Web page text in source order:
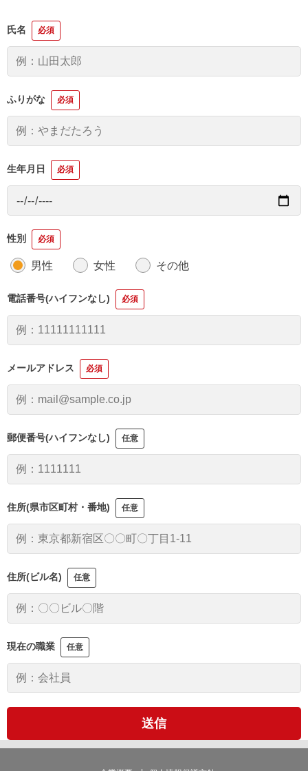
氏名 必須
ふりがな 必須
生年月日 必須
性別 必須
男性 女性 その他
電話番号(ハイフンなし) 必須
メールアドレス 必須
郵便番号(ハイフンなし) 任意
住所(県市区町村・番地) 任意
住所(ビル名) 任意
現在の職業 任意